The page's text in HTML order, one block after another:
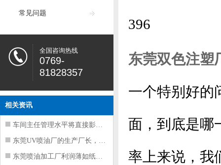
常见问题
全国咨询热线
0769-
81828357
相关资讯
车间主任管理水平将直接影响东莞注塑件
东莞UV喷油厂的生产厂长，到底在给工
东莞喷油加工厂利润薄如纸？这四项基本
396
东莞双色注塑
一个特别好的
面，到底是哪
率上来说，我